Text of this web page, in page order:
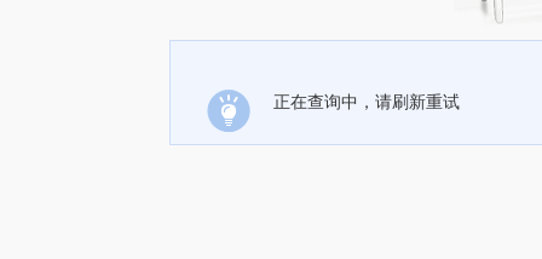
正在查询中，请刷新重试